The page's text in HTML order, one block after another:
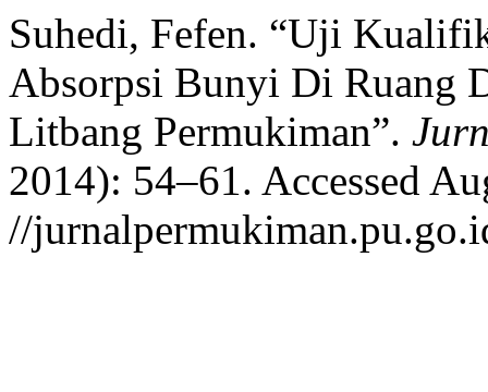
Suhedi, Fefen. “Uji
Absorpsi Bunyi Di Ruang
Litbang Permukiman”.
2014): 54–61. Accessed
//